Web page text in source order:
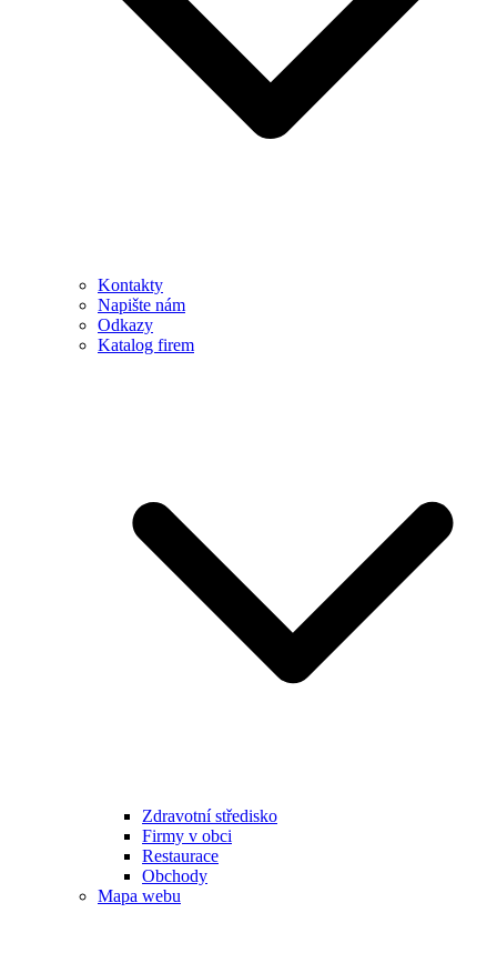
Kontakty
Napište nám
Odkazy
Katalog firem
Zdravotní středisko
Firmy v obci
Restaurace
Obchody
Mapa webu